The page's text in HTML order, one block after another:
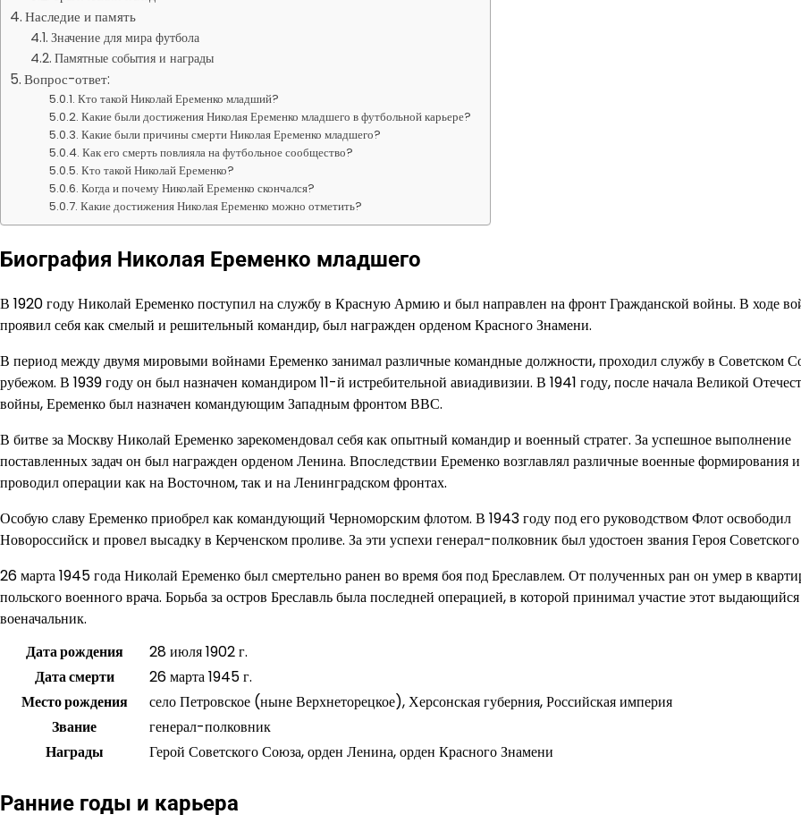
Наследие и память
Значение для мира футбола
Памятные события и награды
Вопрос-ответ:
Кто такой Николай Еременко младший?
Какие были достижения Николая Еременко младшего в футбольной карьере?
Какие были причины смерти Николая Еременко младшего?
Как его смерть повлияла на футбольное сообщество?
Кто такой Николай Еременко?
Когда и почему Николай Еременко скончался?
Какие достижения Николая Еременко можно отметить?
Биография Николая Еременко младшего
В 1920 году Николай Еременко поступил на службу в Красную Армию и был направлен на фронт Гражданской войны. В ходе
проявил себя как смелый и решительный командир, был награжден орденом Красного Знамени.
В период между двумя мировыми войнами Еременко занимал различные командные должности, проходил службу в Советском
рубежом. В 1939 году он был назначен командиром 11-й истребительной авиадивизии. В 1941 году, после начала Великой
войны, Еременко был назначен командующим Западным фронтом ВВС.
В битве за Москву Николай Еременко зарекомендовал себя как опытный командир и военный стратег. За успешное выполнение
поставленных задач он был награжден орденом Ленина. Впоследствии Еременко возглавлял различные военные формирования и
проводил операции как на Восточном, так и на Ленинградском фронтах.
Особую славу Еременко приобрел как командующий Черноморским флотом. В 1943 году под его руководством Флот освободил
Новороссийск и провел высадку в Керченском проливе. За эти успехи генерал-полковник был удостоен звания Героя
26 марта 1945 года Николай Еременко был смертельно ранен во время боя под Бреславлем. От полученных ран он умер в
польского военного врача. Борьба за остров Бреславль была последней операцией, в которой принимал участие этот выдающийся
военачальник.
Дата рождения
28 июля 1902 г.
Дата смерти
26 марта 1945 г.
Место рождения
село Петровское (ныне Верхнеторецкое), Херсонская губерния, Российская империя
Звание
генерал-полковник
Награды
Герой Советского Союза, орден Ленина, орден Красного Знамени
Ранние годы и карьера